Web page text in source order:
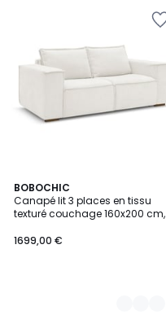
BOBOCHIC
Canapé lit 3 places en tissu
texturé couchage 160x200 cm,
1699,00 €
10
Couleurs